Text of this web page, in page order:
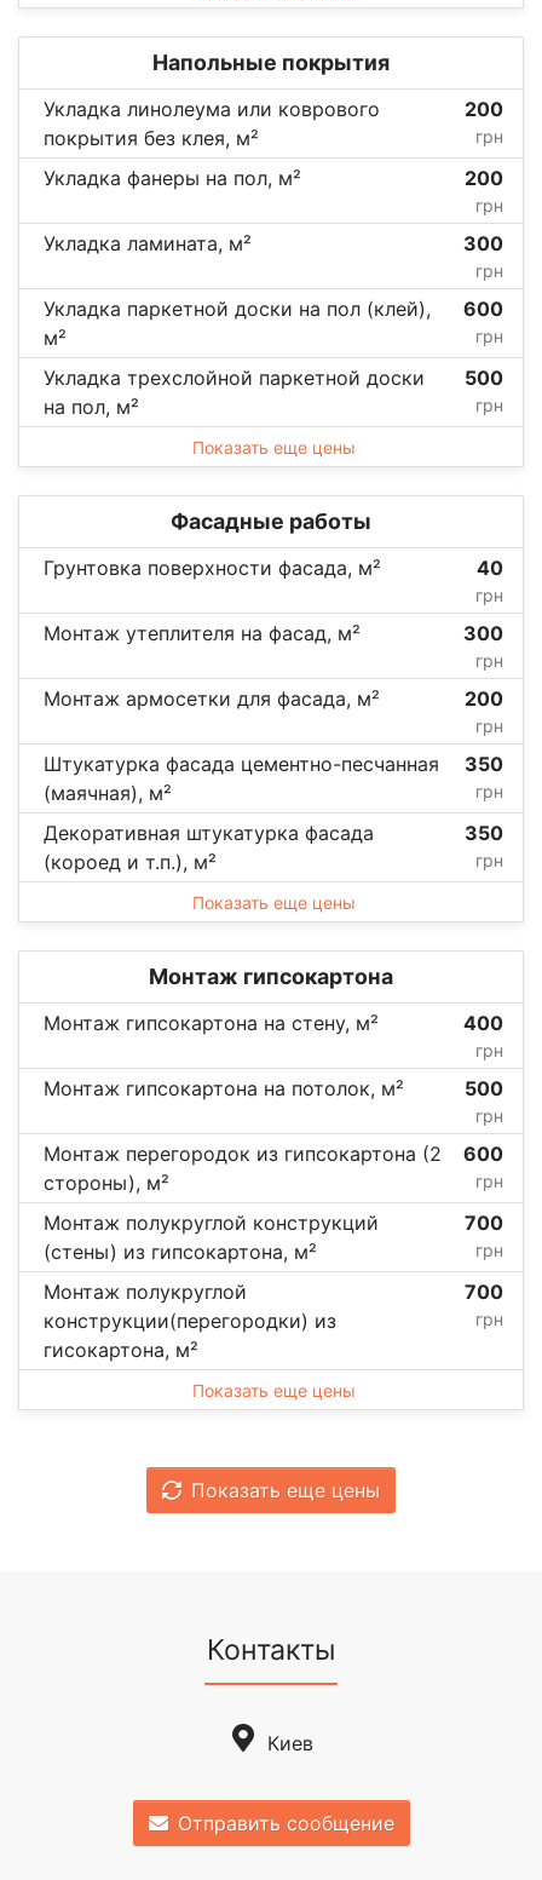
Напольные покрытия
Укладка линолеума или коврового
покрытия без клея, м²
200
грн
Укладка фанеры на пол, м² 200
грн
Укладка ламината, м² 300
грн
Укладка паркетной доски на пол (клей),
м²
600
грн
Укладка трехслойной паркетной доски
на пол, м²
500
грн
Показать еще цены
Фасадные работы
Грунтовка поверхности фасада, м² 40
грн
Монтаж утеплителя на фасад, м² 300
грн
Монтаж армосетки для фасада, м² 200
грн
Штукатурка фасада цементно-песчанная
(маячная), м²
350
грн
Декоративная штукатурка фасада
(короед и т.п.), м²
350
грн
Показать еще цены
Монтаж гипсокартона
Монтаж гипсокартона на стену, м² 400
грн
Монтаж гипсокартона на потолок, м² 500
грн
Монтаж перегородок из гипсокартона (2
стороны), м²
600
грн
Монтаж полукруглой конструкций
(стены) из гипсокартона, м²
700
грн
Монтаж полукруглой
конструкции(перегородки) из
гисокартона, м²
700
грн
Показать еще цены
Показать еще цены
Контакты
Киев
Отправить сообщение